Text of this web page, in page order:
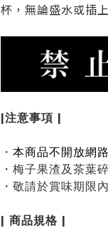
杯，無論盛水或插
|注意事項 |
・ 本商品不開放網
・梅子果渣及茶葉
・ 敬請於賞味期限
| 商品規格 |